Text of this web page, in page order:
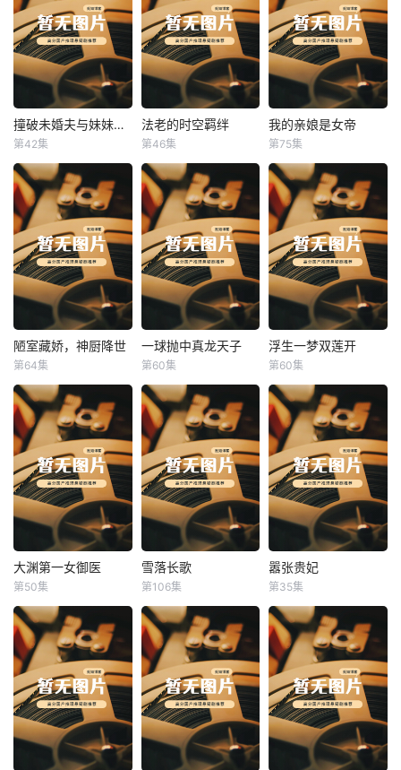
撞破未婚夫与妹妹打野战 撞破未婚夫与妹妹打野战
第42集
法老的时空羁绊
法老的时空羁绊
第46集
我的亲娘是女帝
我的亲娘是女帝
第75集
陋室藏娇，神厨降世
陋室藏娇，神厨降世
第64集
一球抛中真龙天子
一球抛中真龙天子
第60集
浮生一梦双莲开
浮生一梦双莲开
第60集
大渊第一女御医
大渊第一女御医
第50集
雪落长歌
雪落长歌
第106集
嚣张贵妃
嚣张贵妃
第35集